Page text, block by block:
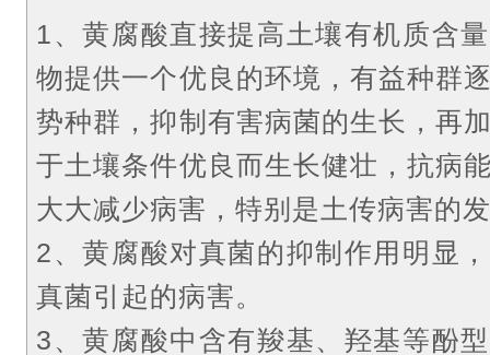
1、黄腐酸直接提高土壤有机质含
物提供一个优良的环境，有益种群
势种群，抑制有害病菌的生长，再
于土壤条件优良而生长健壮，抗病
大大减少病害，特别是土传病害的
2、黄腐酸对真菌的抑制作用明显
真菌引起的病害。
3、黄腐酸中含有羧基、羟基等酚